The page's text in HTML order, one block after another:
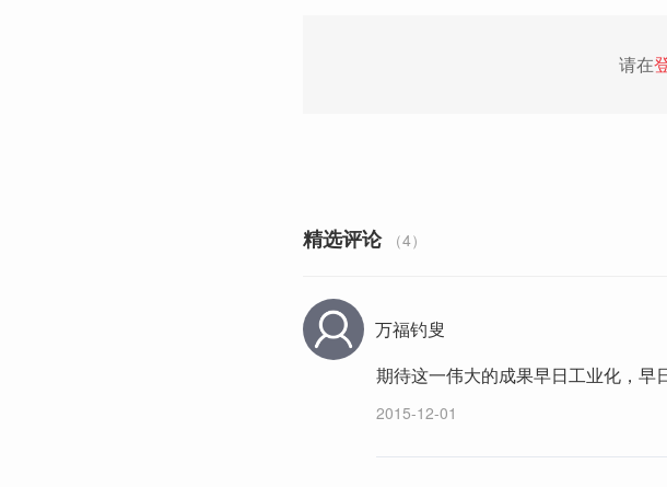
请在
精选评论 （4）
万福钓叟
期待这一伟大的成果早日工业化，早
2015-12-01